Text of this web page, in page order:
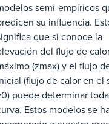
semi-empíricos
su influencia.
que si conoce la
del flujo de
(zmax) y el flujo
(flujo de calor en el
puede determinar
Estos modelos se